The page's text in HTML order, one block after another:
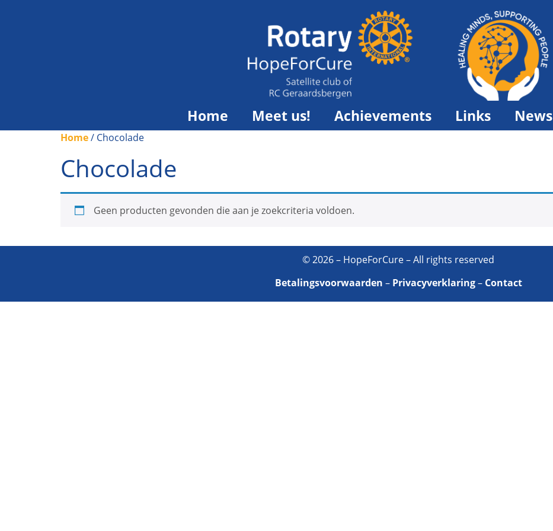
Home Meet us! Achievements Links News
Home/ Chocolade
Chocolade
Geen producten gevonden die aan je zoekcriteria voldoen.
© 2026 – HopeForCure – All rights reserved
Betalingsvoorwaarden – Privacyverklaring– Contact